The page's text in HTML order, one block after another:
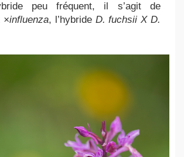
peu fréquent, il s’agit de
×influenza, l’hybride D. fuchsii X D.